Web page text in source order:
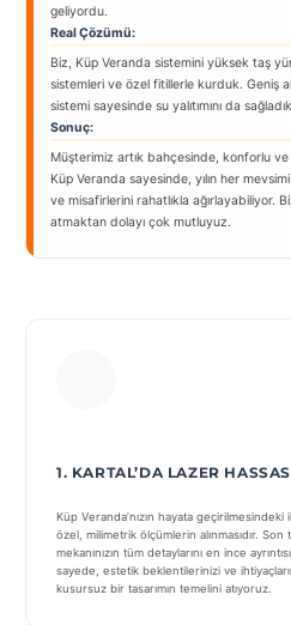
geliyordu.
Real Çözümü:
Biz, Küp Veranda sistemini yüksek taş
sistemleri ve özel fitillerle kurduk. Geniş
sistemi sayesinde su yalıtımını da
Sonuç:
Müşterimiz artık bahçesinde, konforlu
Küp Veranda sayesinde, yılın her
ve misafirlerini rahatlıkla ağırlayabiliyor.
atmaktan dolayı çok mutluyuz.
1. KARTAL’DA LAZER
Küp Veranda’nızın hayata geçirilmesindeki
özel, milimetrik ölçümlerin alınmasıdır. Son
mekanınızın tüm detaylarını en ince
sayede, estetik beklentilerinizi ve
kusursuz bir tasarımın temelini atıyoruz.